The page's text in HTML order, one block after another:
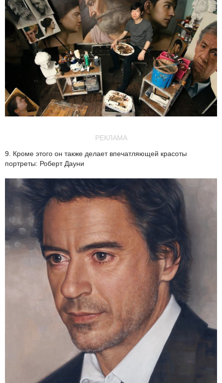
РЕКЛАМА
9. Кроме этого он также делает впечатляющей красоты
портреты: Роберт Дауни